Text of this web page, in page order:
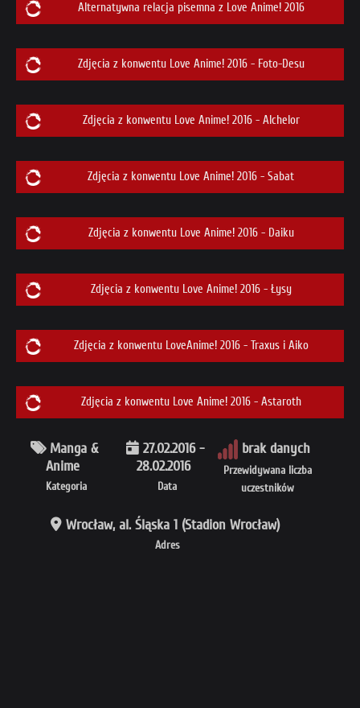
Alternatywna relacja pisemna z Love Anime! 2016
Zdjęcia z konwentu Love Anime! 2016 - Foto-Desu
Zdjęcia z konwentu Love Anime! 2016 - Alchelor
Zdjęcia z konwentu Love Anime! 2016 - Sabat
Zdjęcia z konwentu Love Anime! 2016 - Daiku
Zdjęcia z konwentu Love Anime! 2016 - Łysy
Zdjęcia z konwentu LoveAnime! 2016 - Traxus i Aiko
Zdjęcia z konwentu Love Anime! 2016 - Astaroth
Kategoria
Manga &
Anime
Data
27.02.2016 -
28.02.2016
Przewidywana liczba
uczestników
brak danych
Adres
Wrocław, al. Śląska 1 (Stadion Wrocław)